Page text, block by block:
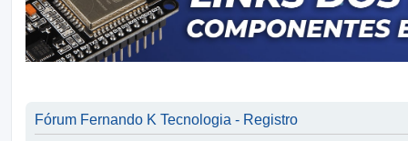
Fórum Fernando K Tecnologia - Registro